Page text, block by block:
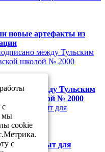
новые артефакты из
между Тульским
школой № 2000
будет закрыт для
с
мы
cookie
с